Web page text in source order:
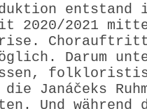
entstand
2020/2021
Darum
die Janáčeks
Und während